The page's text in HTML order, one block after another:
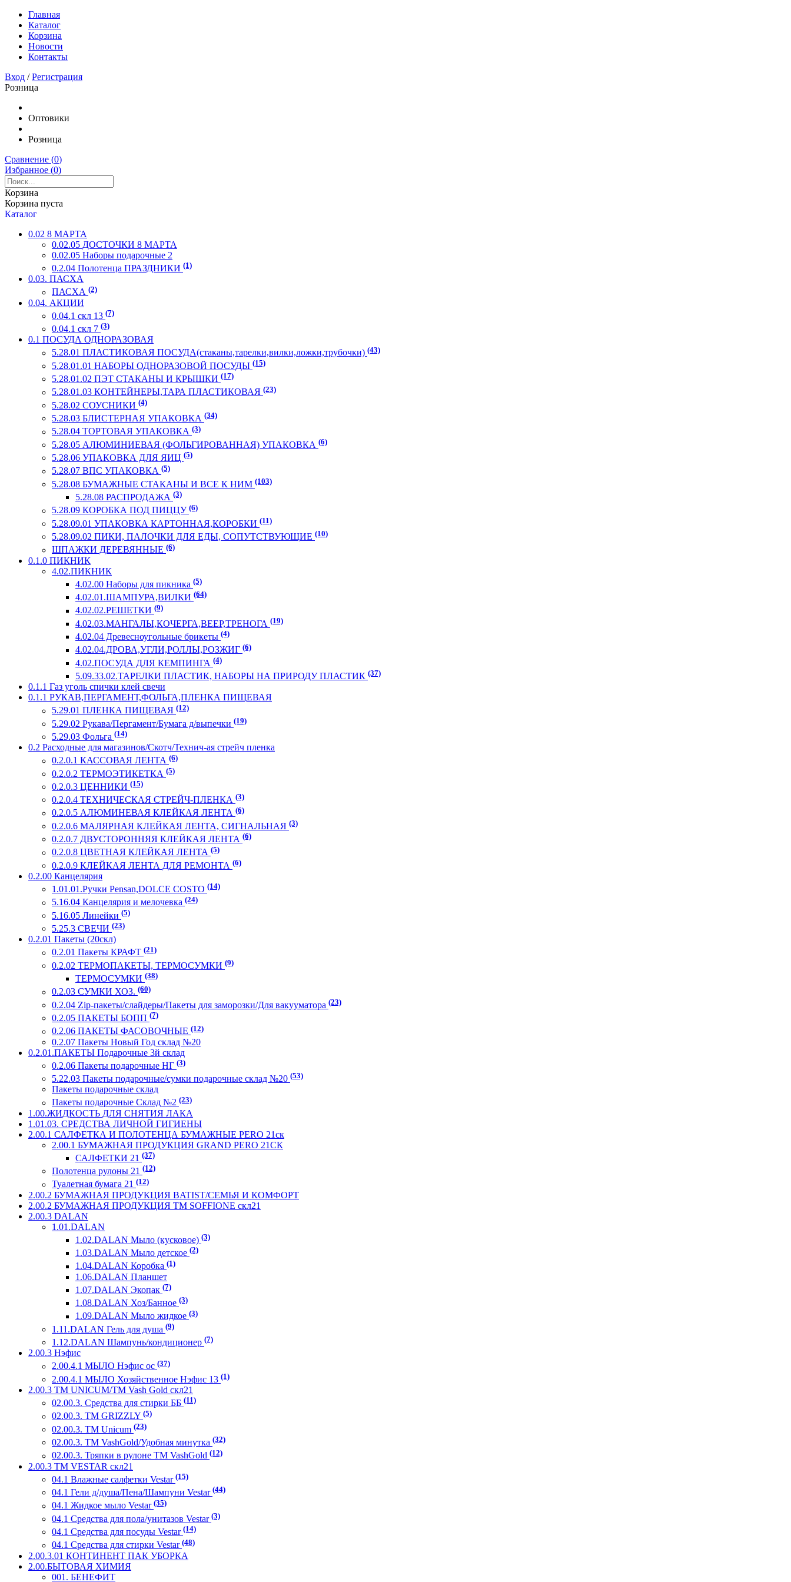
Главная
Каталог
Корзина
Новости
Контакты
Вход /Регистрация
Розница
Оптовики
Розница
Сравнение (0)
Избранное (0)
Корзина
Корзина пуста
Каталог
0.02 8 МАРТА
0.02.05 ДОСТОЧКИ 8 МАРТА
0.02.05 Наборы подарочные 2
0.2.04 Полотенца ПРАЗДНИКИ (1)
0.03. ПАСХА
ПАСХА (2)
0.04. АКЦИИ
0.04.1 скл 13 (7)
0.04.1 скл 7 (3)
0.1 ПОСУДА ОДНОРАЗОВАЯ
5.28.01 ПЛАСТИКОВАЯ ПОСУДА(стаканы,тарелки,вилки,ложки,трубочки) (43)
5.28.01.01 НАБОРЫ ОДНОРАЗОВОЙ ПОСУДЫ (15)
5.28.01.02 ПЭТ СТАКАНЫ И КРЫШКИ (17)
5.28.01.03 КОНТЕЙНЕРЫ,ТАРА ПЛАСТИКОВАЯ (23)
5.28.02 СОУСНИКИ (4)
5.28.03 БЛИСТЕРНАЯ УПАКОВКА (34)
5.28.04 ТОРТОВАЯ УПАКОВКА (3)
5.28.05 АЛЮМИНИЕВАЯ (ФОЛЬГИРОВАННАЯ) УПАКОВКА (6)
5.28.06 УПАКОВКА ДЛЯ ЯИЦ (5)
5.28.07 ВПС УПАКОВКА (5)
5.28.08 БУМАЖНЫЕ СТАКАНЫ И ВСЕ К НИМ (103)
5.28.08 РАСПРОДАЖА (3)
5.28.09 КОРОБКА ПОД ПИЦЦУ (6)
5.28.09.01 УПАКОВКА КАРТОННАЯ,КОРОБКИ (11)
5.28.09.02 ПИКИ, ПАЛОЧКИ ДЛЯ ЕДЫ, СОПУТСТВУЮЩИЕ (10)
ШПАЖКИ ДЕРЕВЯННЫЕ (6)
0.1.0 ПИКНИК
4.02.ПИКНИК
4.02.00 Наборы для пикника (5)
4.02.01.ШАМПУРА,ВИЛКИ (64)
4.02.02.РЕШЕТКИ (9)
4.02.03.МАНГАЛЫ,КОЧЕРГА,ВЕЕР,ТРЕНОГА (19)
4.02.04 Древесноугольные брикеты (4)
4.02.04.ДРОВА,УГЛИ,РОЛЛЫ,РОЗЖИГ (6)
4.02.ПОСУДА ДЛЯ КЕМПИНГА (4)
5.09.33.02.ТАРЕЛКИ ПЛАСТИК, НАБОРЫ НА ПРИРОДУ ПЛАСТИК (37)
0.1.1 Газ уголь спички клей свечи
0.1.1 РУКАВ,ПЕРГАМЕНТ,ФОЛЬГА,ПЛЕНКА ПИЩЕВАЯ
5.29.01 ПЛЕНКА ПИЩЕВАЯ (12)
5.29.02 Рукава/Пергамент/Бумага д/выпечки (19)
5.29.03 Фольга (14)
0.2 Расходные для магазинов/Скотч/Технич-ая стрейч пленка
0.2.0.1 КАССОВАЯ ЛЕНТА (6)
0.2.0.2 ТЕРМОЭТИКЕТКА (5)
0.2.0.3 ЦЕННИКИ (15)
0.2.0.4 ТЕХНИЧЕСКАЯ СТРЕЙЧ-ПЛЕНКА (3)
0.2.0.5 АЛЮМИНЕВАЯ КЛЕЙКАЯ ЛЕНТА (6)
0.2.0.6 МАЛЯРНАЯ КЛЕЙКАЯ ЛЕНТА, СИГНАЛЬНАЯ (3)
0.2.0.7 ДВУСТОРОННЯЯ КЛЕЙКАЯ ЛЕНТА (6)
0.2.0.8 ЦВЕТНАЯ КЛЕЙКАЯ ЛЕНТА (5)
0.2.0.9 КЛЕЙКАЯ ЛЕНТА ДЛЯ РЕМОНТА (6)
0.2.00 Канцелярия
1.01.01.Ручки Pensan,DOLCE COSTO (14)
5.16.04 Канцелярия и мелочевка (24)
5.16.05 Линейки (5)
5.25.3 СВЕЧИ (23)
0.2.01 Пакеты (20скл)
0.2.01 Пакеты КРАФТ (21)
0.2.02 ТЕРМОПАКЕТЫ, ТЕРМОСУМКИ (9)
ТЕРМОСУМКИ (38)
0.2.03 СУМКИ ХОЗ. (60)
0.2.04 Zip-пакеты/слайдеры/Пакеты для заморозки/Для вакууматора (23)
0.2.05 ПАКЕТЫ БОПП (7)
0.2.06 ПАКЕТЫ ФАСОВОЧНЫЕ (12)
0.2.07 Пакеты Новый Год склад №20
0.2.01.ПАКЕТЫ Подарочные 3й склад
0.2.06 Пакеты подарочные НГ (3)
5.22.03 Пакеты подарочные/сумки подарочные склад №20 (53)
Пакеты подарочные склад
Пакеты подарочные Склад №2 (23)
1.00.ЖИДКОСТЬ ДЛЯ СНЯТИЯ ЛАКА
1.01.03. СРЕДСТВА ЛИЧНОЙ ГИГИЕНЫ
2.00.1 САЛФЕТКА И ПОЛОТЕНЦА БУМАЖНЫЕ PERO 21ск
2.00.1 БУМАЖНАЯ ПРОДУКЦИЯ GRAND PERO 21СК
САЛФЕТКИ 21 (37)
Полотенца рулоны 21 (12)
Туалетная бумага 21 (12)
2.00.2 БУМАЖНАЯ ПРОДУКЦИЯ BATIST/СЕМЬЯ И КОМФОРТ
2.00.2 БУМАЖНАЯ ПРОДУКЦИЯ ТМ SOFFIONE скл21
2.00.3 DALAN
1.01.DALAN
1.02.DALAN Мыло (кусковое) (3)
1.03.DALAN Мыло детское (2)
1.04.DALAN Коробка (1)
1.06.DALAN Планшет
1.07.DALAN Экопак (7)
1.08.DALAN Хоз/Банное (3)
1.09.DALAN Мыло жидкое (3)
1.11.DALAN Гель для душа (9)
1.12.DALAN Шампунь/кондиционер (7)
2.00.3 Нэфис
2.00.4.1 МЫЛО Нэфис ос (37)
2.00.4.1 МЫЛО Хозяйственное Нэфис 13 (1)
2.00.3 ТМ UNICUM/ТМ Vash Gold скл21
02.00.3. Средства для стирки ББ (11)
02.00.3. ТМ GRIZZLY (5)
02.00.3. ТМ Unicum (23)
02.00.3. ТМ VashGold/Удобная минутка (32)
02.00.3. Тряпки в рулоне ТМ VashGold (12)
2.00.3 ТМ VESTAR скл21
04.1 Влажные салфетки Vestar (15)
04.1 Гели д/душа/Пена/Шампуни Vestar (44)
04.1 Жидкое мыло Vestar (35)
04.1 Средства для пола/унитазов Vestar (3)
04.1 Средства для посуды Vestar (14)
04.1 Средства для стирки Vestar (48)
2.00.3.01 КОНТИНЕНТ ПАК УБОРКА
2.00.БЫТОВАЯ ХИМИЯ
001. БЕНЕФИТ